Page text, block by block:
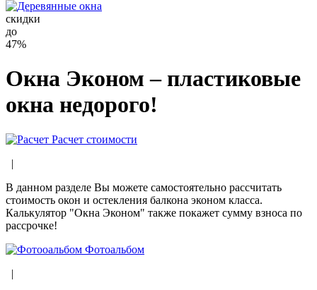
cкидки
до
47%
Окна Эконом –пластиковые
окна недорого!
Расчет стоимости
|
В данном разделе Вы можете самостоятельно рассчитать
стоимость окон и остекления балкона эконом класса.
Калькулятор "Окна Эконом" также покажет сумму взноса по
рассрочке!
Фотоальбом
|